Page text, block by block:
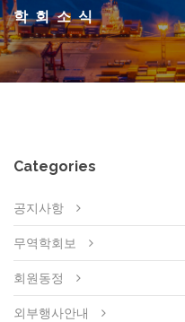
학회소식
Categories
공지사항
무역학회보
회원동정
외부행사안내